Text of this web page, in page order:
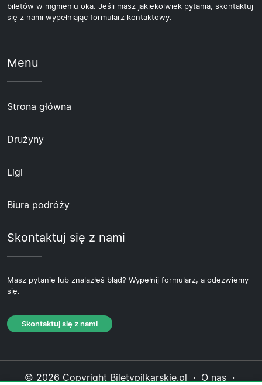
biletów w mgnieniu oka. Jeśli masz jakiekolwiek pytania, skontaktuj
się z nami wypełniając formularz kontaktowy.
Menu
Strona główna
Drużyny
Ligi
Biura podróży
Skontaktuj się z nami
Masz pytanie lub znalazłeś błąd? Wypełnij formularz, a odezwiemy
się.
Skontaktuj się z nami
© 2026 Copyright Biletypilkarskie.pl · O nas ·